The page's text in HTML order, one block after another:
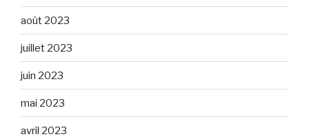
août 2023
juillet 2023
juin 2023
mai 2023
avril 2023